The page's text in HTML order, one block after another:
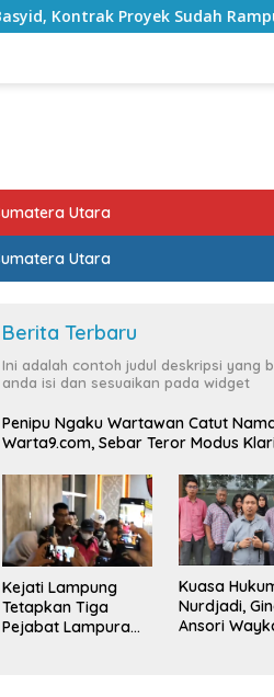
Sudah Rampung
Utara
Utara
Bawang: ‘Kawah
Pencetak
Birokrasi Unggul di
Berita Terbaru
Ini adalah contoh judul deskripsi yang
anda isi dan sesuaikan pada widget
Penipu Ngaku Wartawan Catut
Warta9.com, Sebar Teror Modus
Kejati Lampung
Tetapkan Tiga
Pejabat Lampura
Kuasa
Nurdjadi,
Ansori